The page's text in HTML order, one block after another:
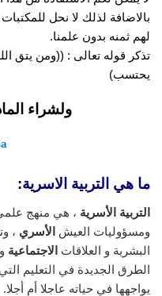
بالاضافة لذلك لا نحل
لهم ثمنه بدون علمنا.
تذكر قوله تعالى : ((ومن يتق
يحتسب)
ولشراء
ما هي التربية الاسرية:
التربية الأسرية ، هي منهج علمي
ومسؤوليات العيش
الأسري ،
البشرية و العلاقات
الاجتماعية
الطرق الجديدة في التعليم
يواجهها في حياته عاجلا أم أجلا.